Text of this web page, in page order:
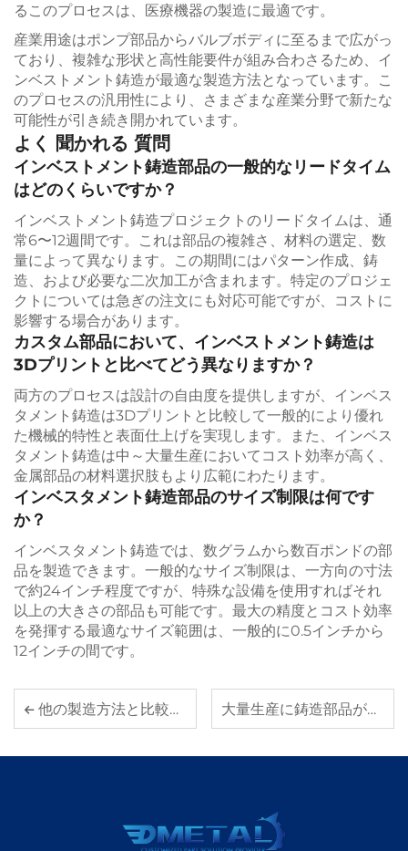
るこのプロセスは、医療機器の製造に最適です。
産業用途はポンプ部品からバルブボディに至るまで広がっ
ており、複雑な形状と高性能要件が組み合わさるため、イ
ンベストメント鋳造が最適な製造方法となっています。こ
のプロセスの汎用性により、さまざまな産業分野で新たな
可能性が引き続き開かれています。
よく 聞かれる 質問
インベストメント鋳造部品の一般的なリードタイム
はどのくらいですか？
インベストメント鋳造プロジェクトのリードタイムは、通
常6〜12週間です。これは部品の複雑さ、材料の選定、数
量によって異なります。この期間にはパターン作成、鋳
造、および必要な二次加工が含まれます。特定のプロジェ
クトについては急ぎの注文にも対応可能ですが、コストに
影響する場合があります。
カスタム部品において、インベストメント鋳造は
3Dプリントと比べてどう異なりますか？
両方のプロセスは設計の自由度を提供しますが、インベス
タメント鋳造は3Dプリントと比較して一般的により優れ
た機械的特性と表面仕上げを実現します。また、インベス
タメント鋳造は中～大量生産においてコスト効率が高く、
金属部品の材料選択肢もより広範にわたります。
インベスタメント鋳造部品のサイズ制限は何です
か？
インベスタメント鋳造では、数グラムから数百ポンドの部
品を製造できます。一般的なサイズ制限は、一方向の寸法
で約24インチ程度ですが、特殊な設備を使用すればそれ
以上の大きさの部品も可能です。最大の精度とコスト効率
を発揮する最適なサイズ範囲は、一般的に0.5インチから
12インチの間です。
他の製造方法と比較したインベストメント・キャスティングの利点は何ですか 大量生産に鋳造部品が最適な理由